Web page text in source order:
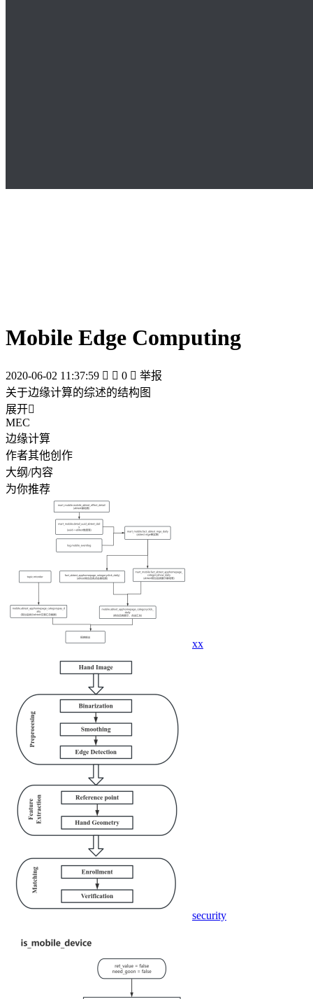
Mobile Edge Computing
2020-06-02 11:37:59   0  举报
关于边缘计算的综述的结构图
展开
MEC
边缘计算
作者其他创作
大纲/内容
为你推荐
xx
security